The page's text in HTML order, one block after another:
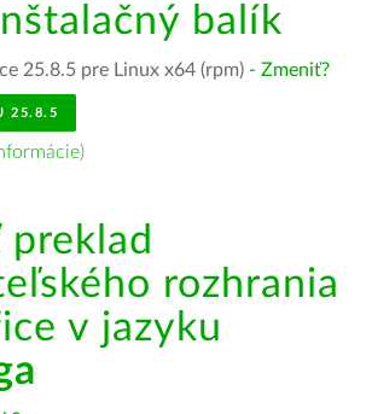
balík
25.8.5 pre Linux x64 (rpm) - Zmeniť?
25.8.5
)
rozhrania
v jazyku